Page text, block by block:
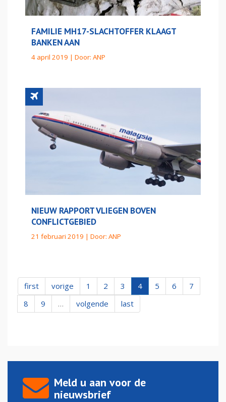
FAMILIE MH17-SLACHTOFFER KLAAGT
BANKEN AAN
4 april 2019 | Door: ANP
NIEUW RAPPORT VLIEGEN BOVEN
CONFLICTGEBIED
21 februari 2019 | Door: ANP
first vorige 1 2 3 4 5 6
7
8
9 … volgende last
Meld u aan voor de
nieuwsbrief